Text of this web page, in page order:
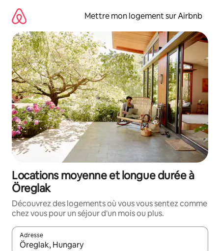
directement
contenu
Mettre mon logement sur Airbnb
Locations moyenne et longue durée à
Öreglak
Découvrez des logements où vous vous sentez comme
chez vous pour un séjour d'un mois ou plus.
Adresse
Lorsque les résultats s'affichent, utilisez les flèches vers le